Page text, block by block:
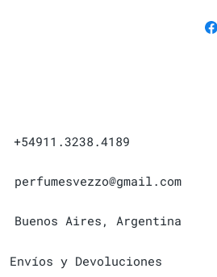
+54911.3238.4189
perfumesvezzo@gmail.com
Buenos Aires, Argentina
Envíos y Devoluciones